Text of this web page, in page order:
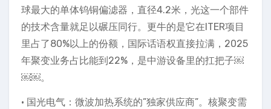
球最大的单体钨铜偏滤器，直径4.2米，光这一个部件
的技术含量就足以碾压同行。更牛的是它在ITER项目
里占了80%以上的份额，国际话语权直接拉满，2025
年聚变业务占比能到22%，是中游设备里的扛把子￼
￼￼。
• 国光电气：微波加热系统的”独家供应商”。核聚变需